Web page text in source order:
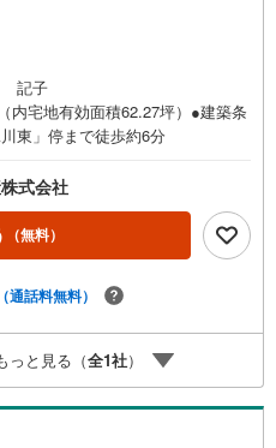
記子
内宅地有効面積62.27坪）●建築条
東」停まで徒歩約6分
式会社
（無料）
（通話料無料）
っと見る（全1社）